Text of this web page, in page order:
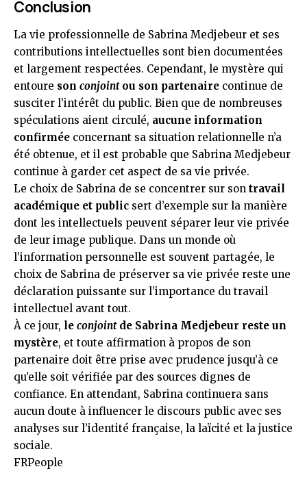
Conclusion
La vie professionnelle de Sabrina Medjebeur et ses
contributions intellectuelles sont bien documentées
et largement respectées. Cependant, le mystère qui
entoure son conjointou son partenaire continue de
susciter l’intérêt du public. Bien que de nombreuses
spéculations aient circulé, aucune information
confirmée concernant sa situation relationnelle n’a
été obtenue, et il est probable que Sabrina Medjebeur
continue à garder cet aspect de sa vie privée.
Le choix de Sabrina de se concentrer sur son travail
académique et public sert d’exemple sur la manière
dont les intellectuels peuvent séparer leur vie privée
de leur image publique. Dans un monde où
l’information personnelle est souvent partagée, le
choix de Sabrina de préserver sa vie privée reste une
déclaration puissante sur l’importance du travail
intellectuel avant tout.
À ce jour, le conjointde Sabrina Medjebeur reste un
mystère, et toute affirmation à propos de son
partenaire doit être prise avec prudence jusqu’à ce
qu’elle soit vérifiée par des sources dignes de
confiance. En attendant, Sabrina continuera sans
aucun doute à influencer le discours public avec ses
analyses sur l’identité française, la laïcité et la justice
sociale.
FRPeople